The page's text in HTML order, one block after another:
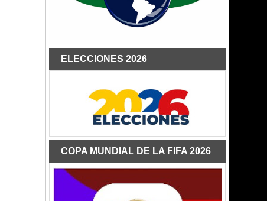
ELECCIONES 2026
COPA MUNDIAL DE LA FIFA 2026